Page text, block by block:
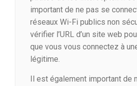
important de ne pas se
réseaux Wi-Fi publics non
vérifier l’URL d’un site web
que vous vous connectez à
légitime.
Il est également important de